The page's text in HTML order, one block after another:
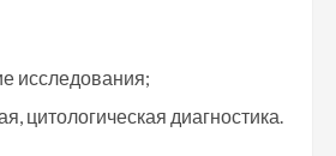
исследования;
цитологическая диагностика.